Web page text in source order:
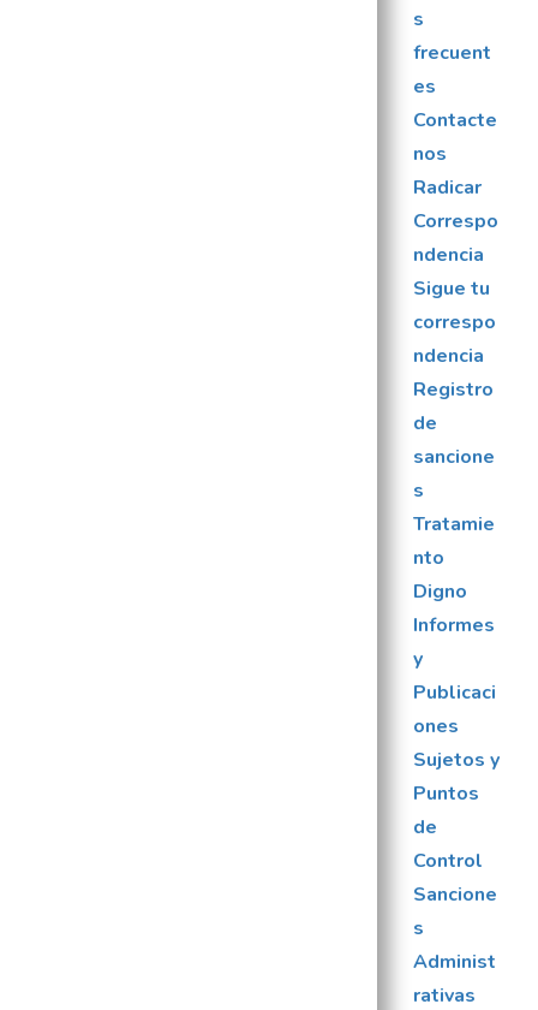
s
frecuent
es
Contacte
nos
Radicar
Correspo
ndencia
Sigue tu
correspo
ndencia
Registro
de
sancione
s
Tratamie
nto
Digno
Informes
y
Publicaci
ones
Sujetos y
Puntos
de
Control
Sancione
s
Administ
rativas